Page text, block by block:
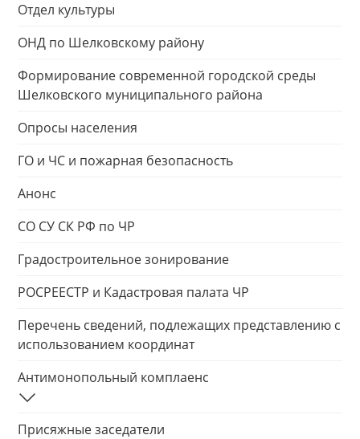
Отдел культуры
ОНД по Шелковскому району
Формирование современной городской среды
Шелковского муниципального района
Опросы населения
ГО и ЧС и пожарная безопасность
Анонс
СО СУ СК РФ по ЧР
Градостроительное зонирование
РОСРЕЕСТР и Кадастровая палата ЧР
Перечень сведений, подлежащих представлению с
использованием координат
Антимонопольный комплаенс
Присяжные заседатели